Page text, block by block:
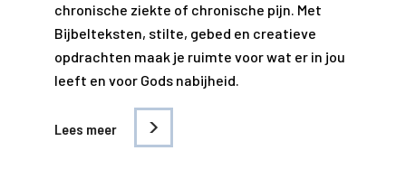
chronische ziekte of chronische pijn. Met
Bijbelteksten, stilte, gebed en creatieve
opdrachten maak je ruimte voor wat er in jou
leeft en voor Gods nabijheid.
Lees meer